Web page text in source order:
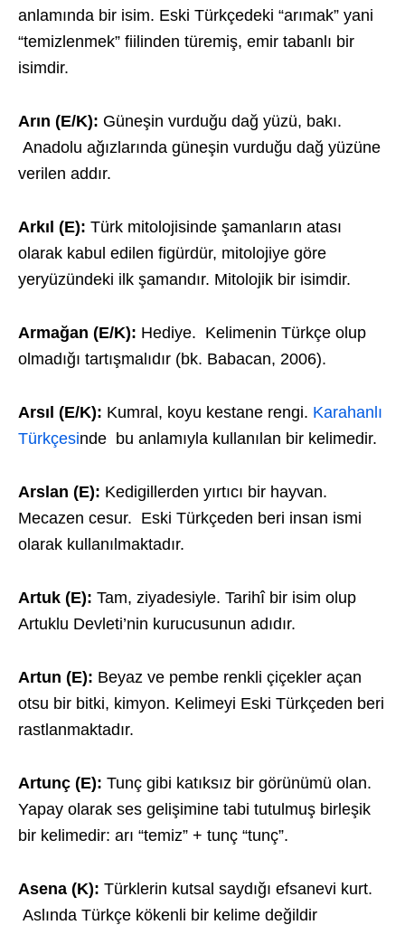
anlamında bir isim. Eski Türkçedeki “arımak” yani
“temizlenmek” fiilinden türemiş, emir tabanlı bir
isimdir.
Arın (E/K): Güneşin vurduğu dağ yüzü, bakı.
Anadolu ağızlarında güneşin vurduğu dağ yüzüne
verilen addır.
Arkıl (E): Türk mitolojisinde şamanların atası
olarak kabul edilen figürdür, mitolojiye göre
yeryüzündeki ilk şamandır. Mitolojik bir isimdir.
Armağan (E/K): Hediye. Kelimenin Türkçe olup
olmadığı tartışmalıdır (bk. Babacan, 2006).
Arsıl (E/K): Kumral, koyu kestane rengi. Karahanlı
Türkçesinde bu anlamıyla kullanılan bir kelimedir.
Arslan (E): Kedigillerden yırtıcı bir hayvan.
Mecazen cesur. Eski Türkçeden beri insan ismi
olarak kullanılmaktadır.
Artuk (E): Tam, ziyadesiyle. Tarihî bir isim olup
Artuklu Devleti’nin kurucusunun adıdır.
Artun (E): Beyaz ve pembe renkli çiçekler açan
otsu bir bitki, kimyon. Kelimeyi Eski Türkçeden beri
rastlanmaktadır.
Artunç (E): Tunç gibi katıksız bir görünümü olan.
Yapay olarak ses gelişimine tabi tutulmuş birleşik
bir kelimedir: arı “temiz” + tunç “tunç”.
Asena (K): Türklerin kutsal saydığı efsanevi kurt.
Aslında Türkçe kökenli bir kelime değildir